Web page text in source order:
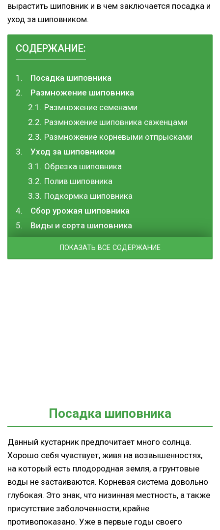
вырастить шиповник и в чем заключается посадка и
уход за шиповником.
СОДЕРЖАНИЕ:
Посадка шиповника
Размножение шиповника
Размножение семенами
Размножение шиповника саженцами
Размножение корневыми отпрысками
Уход за шиповником
Обрезка шиповника
Полив шиповника
Подкормка шиповника
Сбор урожая шиповника
Виды и сорта шиповника
ПОКАЗАТЬ ВСЕ СОДЕРЖАНИЕ
Посадка шиповника
Данный кустарник предпочитает много солнца.
Хорошо себя чувствует, живя на возвышенностях,
на который есть плодородная земля, а грунтовые
воды не застаиваются. Корневая система довольно
глубокая. Это знак, что низинная местность, а также
присутствие заболоченности, крайне
противопоказано. Уже в первые годы своего